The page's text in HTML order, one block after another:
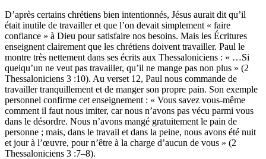
D’après certains chrétiens bien intentionnés, Jésus aurait dit qu’il
était inutile de travailler et que l’on devait simplement « faire
confiance » à Dieu pour satisfaire nos besoins. Mais les Écritures
enseignent clairement que les chrétiens doivent travailler. Paul le
montre très nettement dans ses écrits aux Thessaloniciens : « …Si
quelqu’un ne veut pas travailler, qu’il ne mange pas non plus » (2
Thessaloniciens 3 :10). Au verset 12, Paul nous commande de
travailler tranquillement et de manger son propre pain. Son exemple
personnel confirme cet enseignement : « Vous savez vous-même
comment il faut nous imiter, car nous n’avons pas vécu parmi vous
dans le désordre. Nous n’avons mangé gratuitement le pain de
personne ; mais, dans le travail et dans la peine, nous avons été nuit
et jour à l’œuvre, pour n’être à la charge d’aucun de vous » (2
Thessaloniciens 3 :7–8).